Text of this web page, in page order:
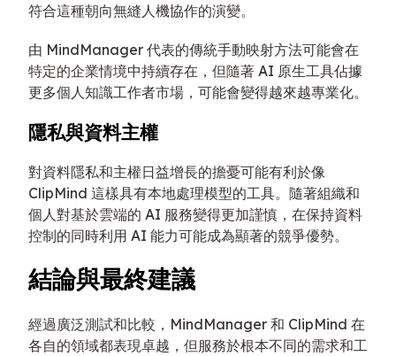
符合這種朝向無縫人機協作的演變。
由 MindManager 代表的傳統手動映射方法可能會在
特定的企業情境中持續存在，但隨著 AI 原生工具佔據
更多個人知識工作者市場，可能會變得越來越專業化。
隱私與資料主權
對資料隱私和主權日益增長的擔憂可能有利於像
ClipMind 這樣具有本地處理模型的工具。隨著組織和
個人對基於雲端的 AI 服務變得更加謹慎，在保持資料
控制的同時利用 AI 能力可能成為顯著的競爭優勢。
結論與最終建議
經過廣泛測試和比較，MindManager 和 ClipMind 在
各自的領域都表現卓越，但服務於根本不同的需求和工